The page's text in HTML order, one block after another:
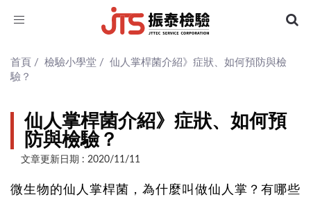
Toggle
首頁 / 檢驗小學堂 / 仙人掌桿菌介紹》症狀、如何預防與檢
驗？
仙人掌桿菌介紹》症狀、如何預
防與檢驗？
文章更新日期 : 2020/11/11
微生物的仙人掌桿菌，為什麼叫做仙人掌？有哪些